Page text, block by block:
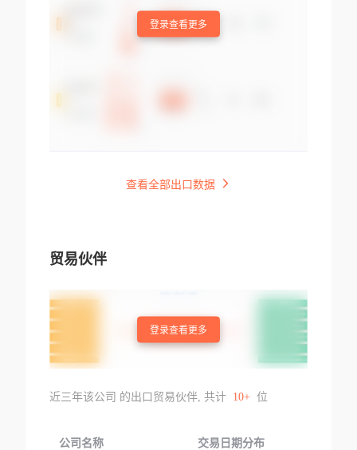
登录查看更多
查看全部出口数据
贸易伙伴
登录查看更多
近三年该公司 的出口贸易伙伴, 共计 10+ 位
公司名称 交易日期分布